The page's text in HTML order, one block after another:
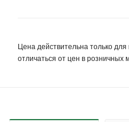
Цена действительна только
отличаться от цен в розничных